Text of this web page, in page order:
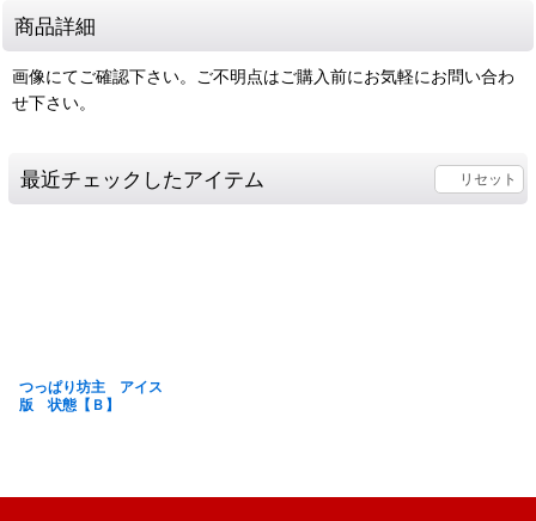
商品詳細
画像にてご確認下さい。ご不明点はご購入前にお気軽にお問い合わ
せ下さい。
最近チェックしたアイテム リセット
つっぱり坊主 アイス
版 状態【Ｂ】